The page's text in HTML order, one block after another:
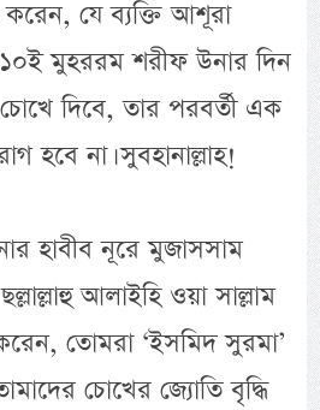
যে ব্যক্তি আশূরা
মুহররম শরীফ উনার দিন
দিবে, তার পরবর্তী এক
না। সুবহানাল্লাহ!
হাবীব নূরে মুজাসসাম
আলাইহি ওয়া সাল্লাম
তোমরা ‘ইসমিদ সুরমা’
চোখের জ্যোতি বৃদ্ধি